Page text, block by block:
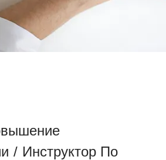
/ Инструктор По